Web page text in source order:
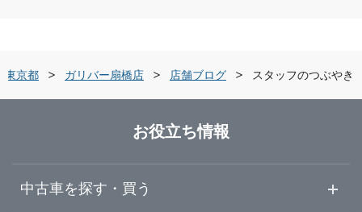
ガリバー世田谷成城店
ガリバー練馬目白通り店
ガリバー練馬出張査定センター
東京都 ガリバー扇橋店 店舗ブログ スタッフのつぶやき
お役立ち情報
中古車を探す・買う